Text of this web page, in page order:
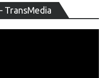
TransMedia
de